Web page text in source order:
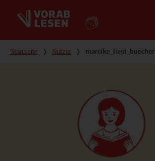
Du bist hier
Startseite ❭ Nutzer ❭ mareike_liest_buecher